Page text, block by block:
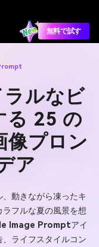
無料で試す
ルなビ
る 25 の
像プロン
ア
動きながら凍ったキ
フルな夏の風景を想
Image Promptアイ
ライフスタイルコン